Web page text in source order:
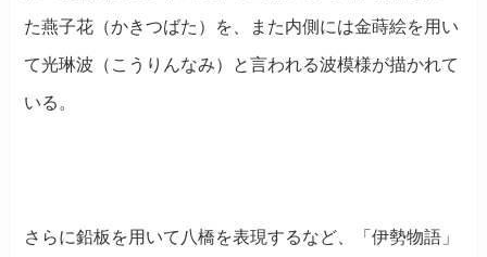
た燕子花（かきつばた）を、また内側には金蒔絵を用い
て光琳波（こうりんなみ）と言われる波模様が描かれて
いる。
さらに鉛板を用いて八橋を表現するなど、「伊勢物語」